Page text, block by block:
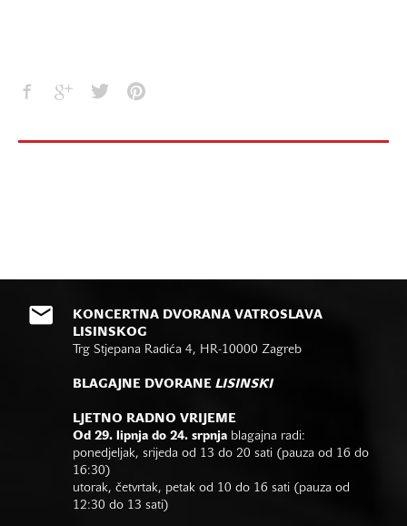
KONCERTNA DVORANA VATROSLAVA
LISINSKOG
Trg Stjepana Radića 4, HR-10000 Zagreb
BLAGAJNE DVORANE LISINSKI
LJETNO RADNO VRIJEME
Od 29. lipnja do 24. srpnja blagajna radi:
ponedjeljak, srijeda od 13 do 20 sati (pauza od 16 do
16:30)
utorak, četvrtak, petak od 10 do 16 sati (pauza od
12:30 do 13 sati)